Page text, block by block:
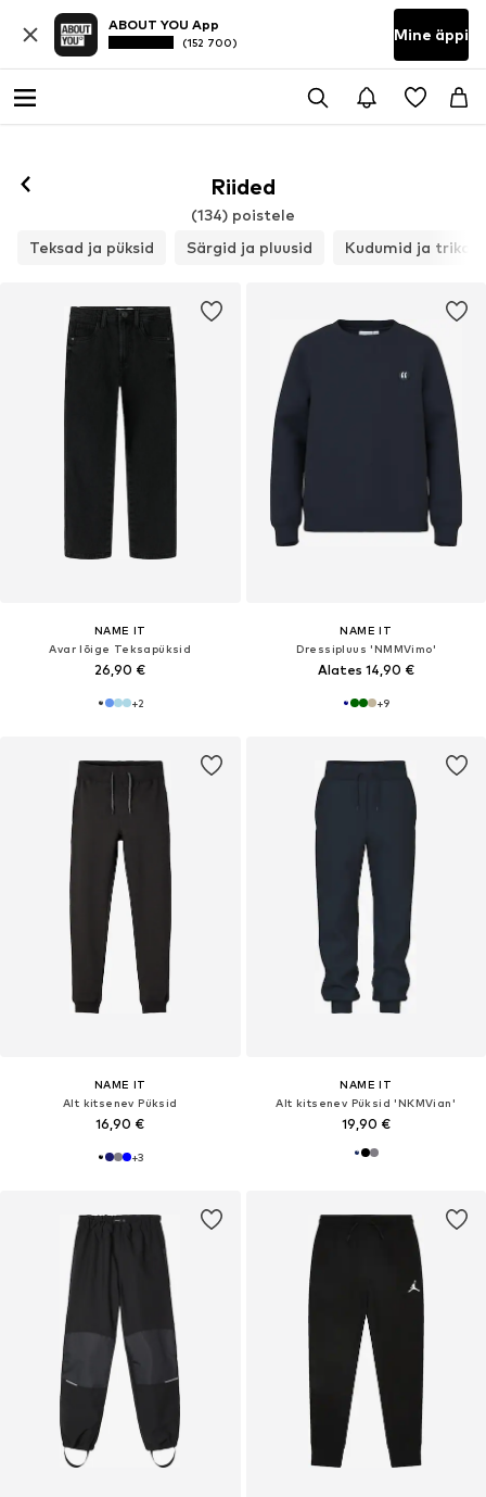
ABOUT YOU App
(152 700) Mine äppi
Riided
(134) poistele
Teksad ja püksid
Särgid ja pluusid Kudumid ja
NAME IT
Avar lõige Teksapüksid
26,90 €
+2
NAME IT
Dressipluus 'NMMVimo'
Alates 14,90 €
+9
NAME IT
Alt kitsenev Püksid
16,90 €
+3
NAME IT
Alt kitsenev Püksid 'NKMVian'
19,90 €